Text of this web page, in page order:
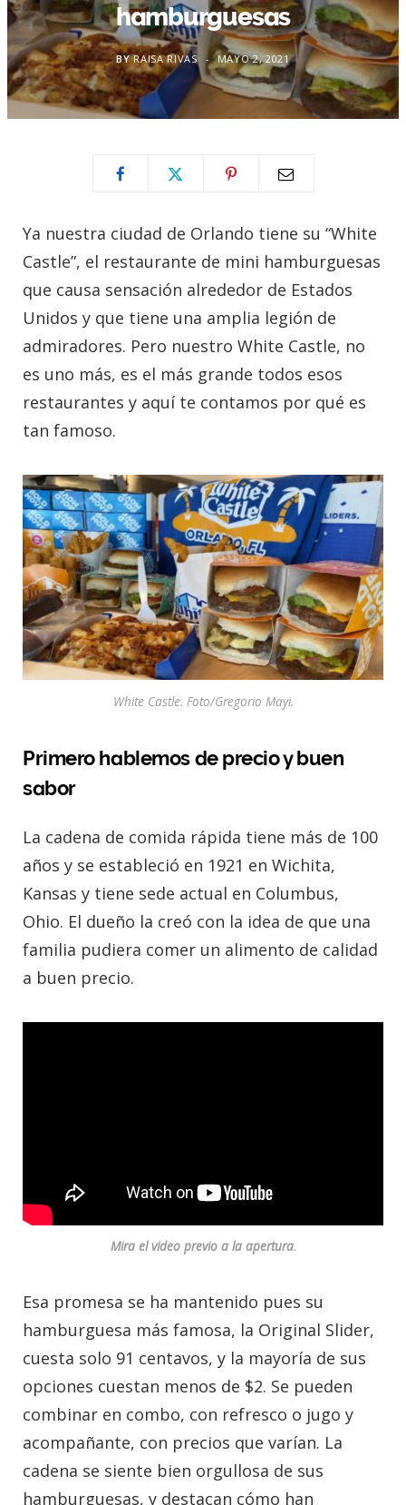
hamburguesas
BY RAISA RIVAS MAYO 2, 2021
Ya nuestra ciudad de Orlando tiene su “White
Castle”, el restaurante de mini hamburguesas
que causa sensación alrededor de Estados
Unidos y que tiene una amplia legión de
admiradores. Pero nuestro White Castle, no
es uno más, es el más grande todos esos
restaurantes y aquí te contamos por qué es
tan famoso.
White Castle. Foto/Gregorio Mayi.
Primero hablemos de precio y buen
sabor
La cadena de comida rápida tiene más de 100
años y se estableció en 1921 en Wichita,
Kansas y tiene sede actual en Columbus,
Ohio. El dueño la creó con la idea de que una
familia pudiera comer un alimento de calidad
a buen precio.
Mira el video previo a la apertura.
Esa promesa se ha mantenido pues su
hamburguesa más famosa, la Original Slider,
cuesta solo 91 centavos, y la mayoría de sus
opciones cuestan menos de $2. Se pueden
combinar en combo, con refresco o jugo y
acompañante, con precios que varían. La
cadena se siente bien orgullosa de sus
hamburguesas, y destacan cómo han